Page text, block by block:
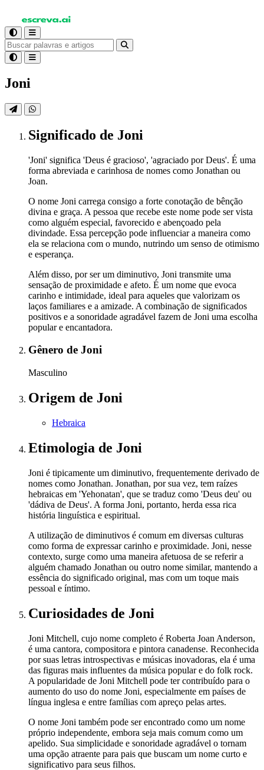
Joni
Significado de Joni
'Joni' significa 'Deus é gracioso', 'agraciado por Deus'. É uma
forma abreviada e carinhosa de nomes como Jonathan ou
Joan.
O nome Joni carrega consigo a forte conotação de bênção
divina e graça. A pessoa que recebe este nome pode ser vista
como alguém especial, favorecido e abençoado pela
divindade. Essa percepção pode influenciar a maneira como
ela se relaciona com o mundo, nutrindo um senso de otimismo
e esperança.
Além disso, por ser um diminutivo, Joni transmite uma
sensação de proximidade e afeto. É um nome que evoca
carinho e intimidade, ideal para aqueles que valorizam os
laços familiares e a amizade. A combinação de significados
positivos e a sonoridade agradável fazem de Joni uma escolha
popular e encantadora.
Gênero de Joni
Masculino
Origem de Joni
Hebraica
Etimologia de Joni
Joni é tipicamente um diminutivo, frequentemente derivado de
nomes como Jonathan. Jonathan, por sua vez, tem raízes
hebraicas em 'Yehonatan', que se traduz como 'Deus deu' ou
'dádiva de Deus'. A forma Joni, portanto, herda essa rica
história linguística e espiritual.
A utilização de diminutivos é comum em diversas culturas
como forma de expressar carinho e proximidade. Joni, nesse
contexto, surge como uma maneira afetuosa de se referir a
alguém chamado Jonathan ou outro nome similar, mantendo a
essência do significado original, mas com um toque mais
pessoal e íntimo.
Curiosidades de Joni
Joni Mitchell, cujo nome completo é Roberta Joan Anderson,
é uma cantora, compositora e pintora canadense. Reconhecida
por suas letras introspectivas e músicas inovadoras, ela é uma
das figuras mais influentes da música popular e do folk rock.
A popularidade de Joni Mitchell pode ter contribuído para o
aumento do uso do nome Joni, especialmente em países de
língua inglesa e entre famílias com apreço pelas artes.
O nome Joni também pode ser encontrado como um nome
próprio independente, embora seja mais comum como um
apelido. Sua simplicidade e sonoridade agradável o tornam
uma opção atraente para pais que buscam um nome curto e
significativo para seus filhos.